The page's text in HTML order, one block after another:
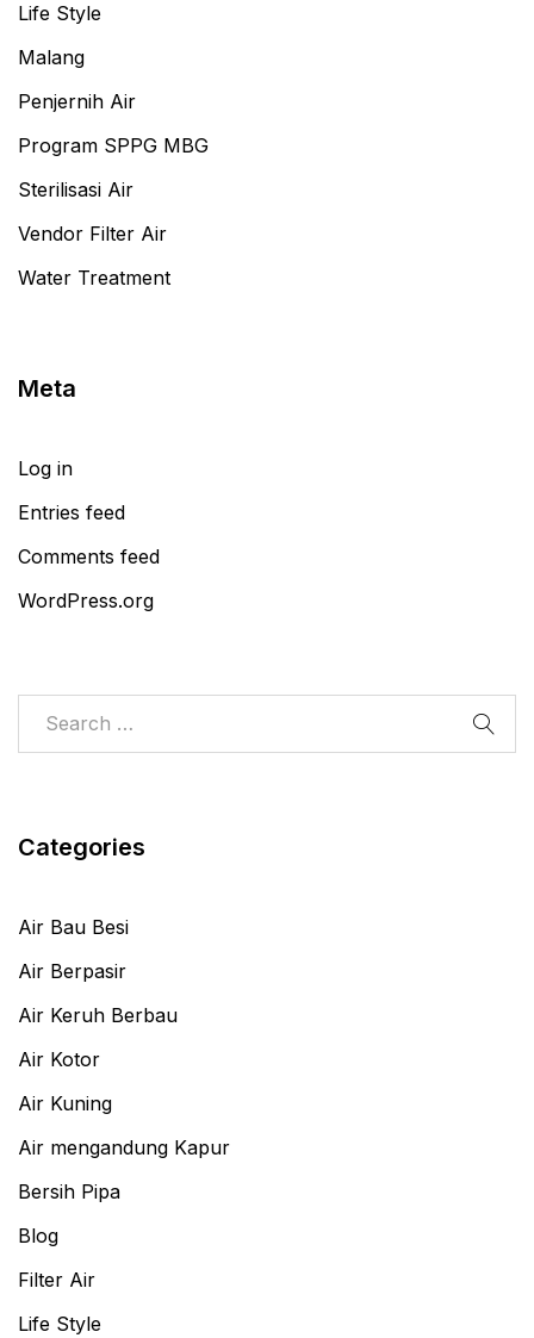
Life Style
Malang
Penjernih Air
Program SPPG MBG
Sterilisasi Air
Vendor Filter Air
Water Treatment
Meta
Log in
Entries feed
Comments feed
WordPress.org
Categories
Air Bau Besi
Air Berpasir
Air Keruh Berbau
Air Kotor
Air Kuning
Air mengandung Kapur
Bersih Pipa
Blog
Filter Air
Life Style